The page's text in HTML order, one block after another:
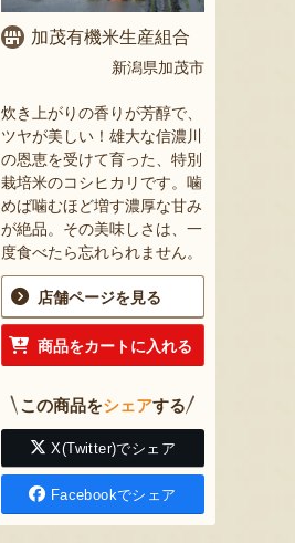
加茂有機米生産組合
新潟県加茂市
炊き上がりの香りが芳醇で、
ツヤが美しい！雄大な信濃川
の恩恵を受けて育った、特別
栽培米のコシヒカリです。噛
めば噛むほど増す濃厚な甘み
が絶品。その美味しさは、一
度食べたら忘れられません。
店舗ページを見る
商品をカートに入れる
この商品をシェアする
X(Twitter)でシェア
Facebookでシェア